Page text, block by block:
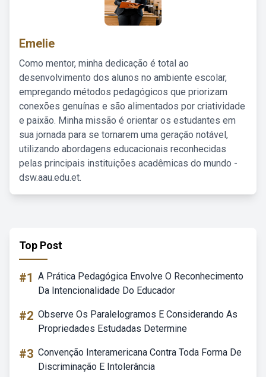
Emelie
Como mentor, minha dedicação é total ao
desenvolvimento dos alunos no ambiente escolar,
empregando métodos pedagógicos que priorizam
conexões genuínas e são alimentados por criatividade
e paixão. Minha missão é orientar os estudantes em
sua jornada para se tornarem uma geração notável,
utilizando abordagens educacionais reconhecidas
pelas principais instituições acadêmicas do mundo -
dsw.aau.edu.et.
Top Post
#1 A Prática Pedagógica Envolve O Reconhecimento
Da Intencionalidade Do Educador
#2 Observe Os Paralelogramos E Considerando As
Propriedades Estudadas Determine
#3 Convenção Interamericana Contra Toda Forma De
Discriminação E Intolerância